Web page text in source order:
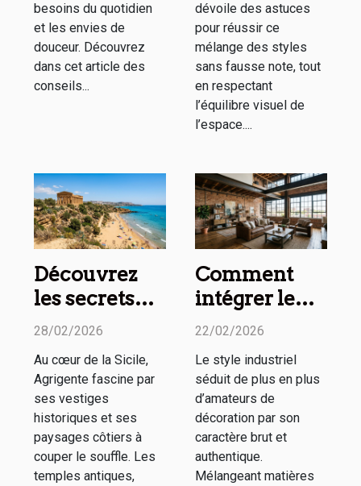
besoins du quotidien
et les envies de
douceur. Découvrez
dans cet article des
conseils...
dévoile des astuces
pour réussir ce
mélange des styles
sans fausse note, tout
en respectant
l’équilibre visuel de
l’espace....
Découvrez
les secrets
des temples
plages
d'Agrigente
28/02/2026
Au cœur de la Sicile,
Agrigente fascine par
ses vestiges
historiques et ses
paysages côtiers à
couper le souffle. Les
temples antiques,
Comment
intégrer le
style
dans votre
intérieur ?
22/02/2026
Le style industriel
séduit de plus en plus
d’amateurs de
décoration par son
caractère brut et
authentique.
Mélangeant matières